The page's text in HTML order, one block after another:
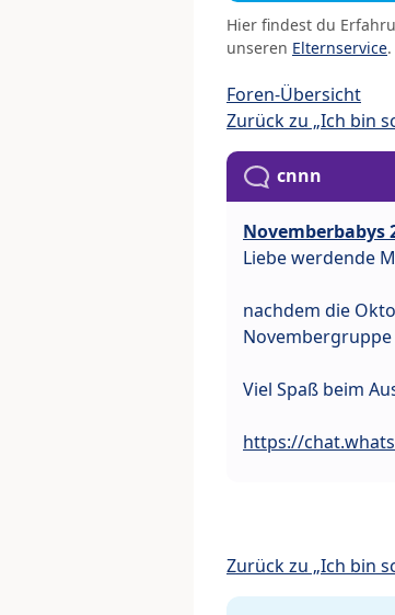
Hier findest du
unseren Elternservice
Foren-Übersicht
Zurück zu „Ich bin
cnnn
Novemberbabys
Liebe werdende
nachdem die
Viel Spaß beim
https://
Zurück zu „Ich bin